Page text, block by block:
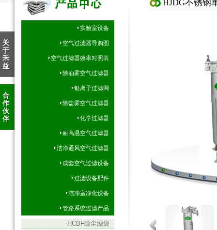
关
于
禾
益
合
作
伙
伴
实验室设备
空气过滤器导购图
空气过滤器效率对照表
除油雾空气过滤器
银离子过滤网
除盐雾空气过滤器
化学过滤器
耐高温空气过滤器
洁净通风空气过滤器
成套空气过滤设备
过滤设备配件
洁净室净化设备
管路系统过滤产品
· HCBF除尘滤袋
HJDG不锈钢